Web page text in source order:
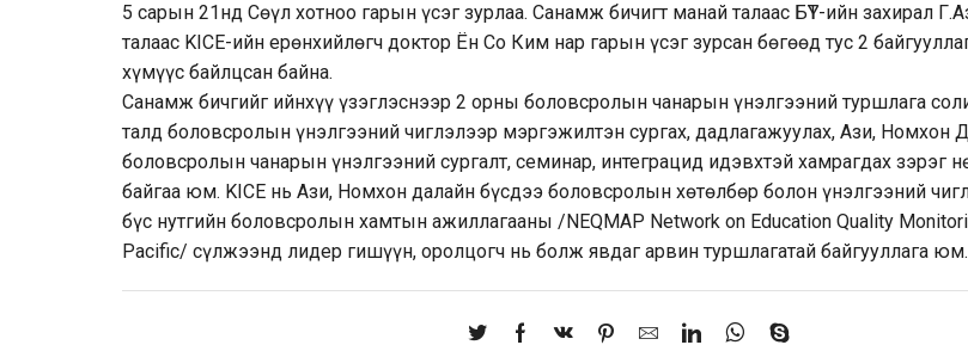
5 сарын 21нд Сөүл хотноо гарын үсэг зурлаа. Санамж бичигт манай талаас БҮТ-ийн захирал
талаас KICE-ийн ерөнхийлөгч доктор Ён Со Ким нар гарын үсэг зурсан бөгөөд тус 2
хүмүүс байлцсан байна.
Санамж бичгийг ийнхүү үзэглэснээр 2 орны боловсролын чанарын үнэлгээний туршлага
талд боловсролын үнэлгээний чиглэлээр мэргэжилтэн сургах, дадлагажуулах, Ази, Номхон
боловсролын чанарын үнэлгээний сургалт, семинар, интеграцид идэвхтэй хамрагдах зэрэг
байгаа юм. KICE нь Ази, Номхон далайн бүсдээ боловсролын хөтөлбөр болон үнэлгээний
бүс нутгийн боловсролын хамтын ажиллагааны /NEQMAP Network on Education Quality
Pacific/ сүлжээнд лидер гишүүн, оролцогч нь болж явдаг арвин туршлагатай байгууллага юм.